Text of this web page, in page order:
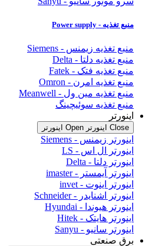
منبع تغذیه - Power supply
منبع تغذیه زیمنس - Siemens
منبع تغذیه دلتا - Delta
منبع تغذیه فتک - Fatek
منبع تغذیه امرن - Omron
منبع تغذیه مین ول - Meanwell
منبع تغذیه سوئیچینگ
اینورتر
Close اینورتر Open اینورتر
اینورتر زیمنس - Siemens
اینورتر ال اس - LS
اینورتر دلتا - Delta
اینورتر آیمستر - imaster
اینورتر اینوت - invet
اینورتر اشنایدر - Schneider
اینورتر هیوندا - Hyundai
اینورتر هایتک - Hitek
اینورتر سانیو - Sanyu
برق صنعتی